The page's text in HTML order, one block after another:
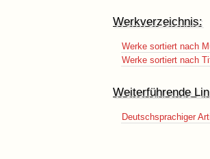
Werkverzeichnis:
Werke sortiert nach
Werke sortiert nach
Weiterführende
Deutschsprachiger